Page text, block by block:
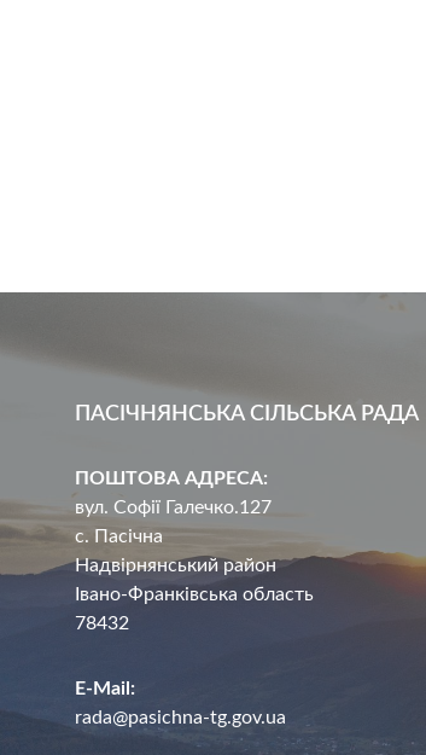
ПАСІЧНЯНСЬКА СІЛЬСЬКА РАДА
ПОШТОВА АДРЕСА:
вул. Софії Галечко.127
с. Пасічна
Надвірнянський район
Івано-Франківська область
78432
E-Mail:
rada@pasichna-tg.gov.ua